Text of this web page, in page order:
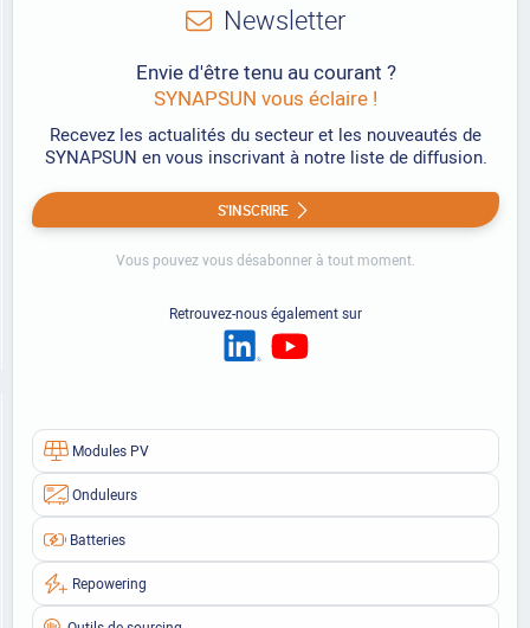
Modules PV
Onduleurs
Batteries
Repowering
Newsletter
Envie d'être tenu au courant ?
SYNAPSUN vous éclaire !
Recevez les actualités du secteur et les nouveautés de
SYNAPSUN en vous inscrivant à notre liste de diffusion.
S'INSCRIRE
Vous pouvez vous désabonner à tout moment.
Retrouvez-nous également sur